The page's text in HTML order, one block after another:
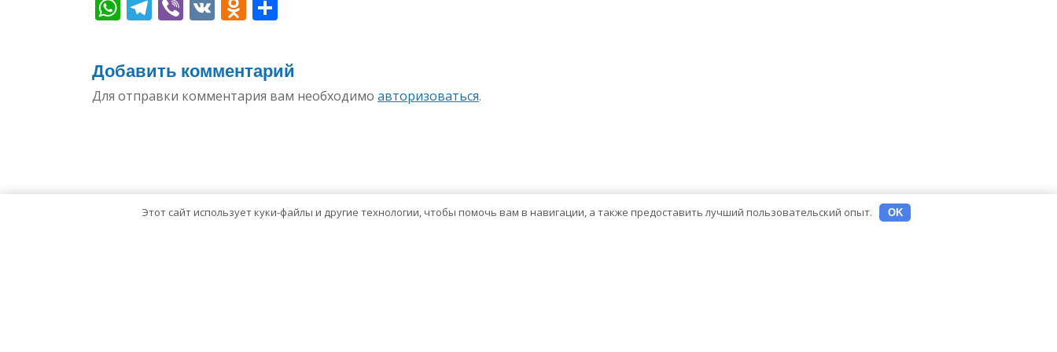
WhatsApp
Telegram
Viber
VK Odnoklassniki
Добавить комментарий
Для отправки комментария вам необходимо авторизоваться.
Этот сайт использует куки-файлы и другие технологии, чтобы помочь вам в навигации, а также предоставить лучший пользовательский опыт. OK